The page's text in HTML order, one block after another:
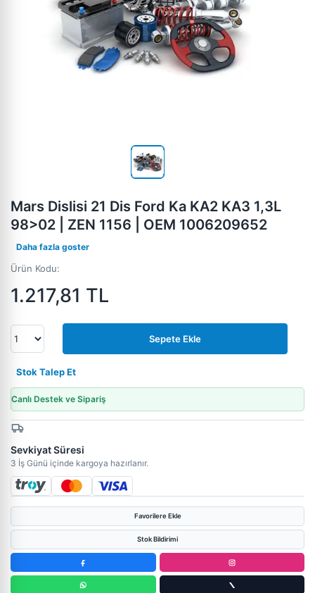
Mars Dislisi 21 Dis Ford Ka KA2 KA3 1,3L
98>02 | ZEN 1156 | OEM 1006209652
Daha fazla goster
Ürün Kodu:
1.217,81 TL
Sepete Ekle
Stok Talep Et
Canlı Destek ve Sipariş
Sevkiyat Süresi
3 İş Günü içinde kargoya hazırlanır.
Favorilere Ekle
Stok Bildirimi